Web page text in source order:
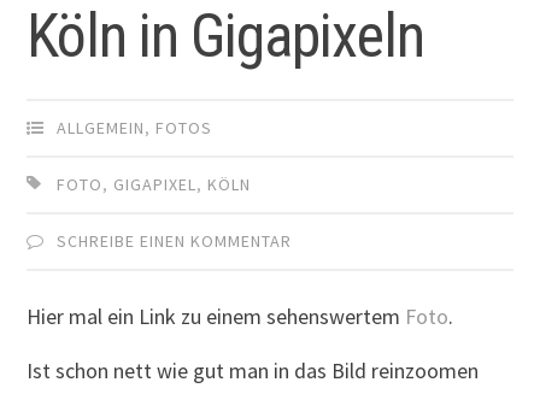
Köln in Gigapixeln
ALLGEMEIN, FOTOS
FOTO, GIGAPIXEL, KÖLN
SCHREIBE EINEN KOMMENTAR
Hier mal ein Link zu einem sehenswertem Foto.
Ist schon nett wie gut man in das Bild reinzoomen